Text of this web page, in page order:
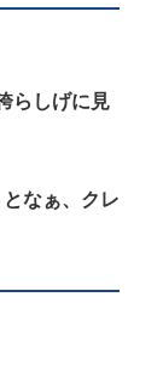
らしげに見
なぁ、クレ